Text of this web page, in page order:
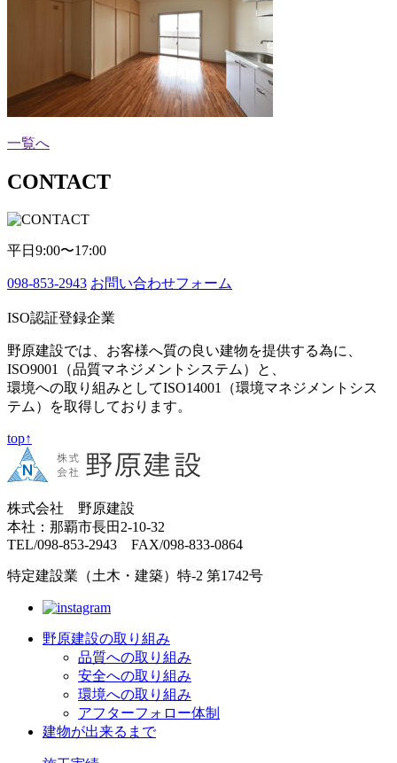
一覧へ
CONTACT
平日9:00〜17:00
098-853-2943 お問い合わせフォーム
ISO認証登録企業
野原建設では、お客様へ質の良い建物を提供する為に、
ISO9001（品質マネジメントシステム）と、
環境への取り組みとしてISO14001（環境マネジメントシス
テム）を取得しております。
top↑
株式会社 野原建設
本社：那覇市長田2-10-32
TEL/098-853-2943 FAX/098-833-0864
特定建設業（土木・建築）特-2 第1742号
野原建設の取り組み
品質への取り組み
安全への取り組み
環境への取り組み
アフターフォロー体制
建物が出来るまで